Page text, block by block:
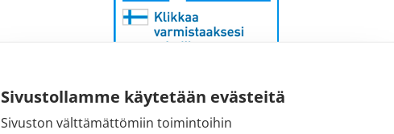
Sivustollamme käytetään evästeitä
Sivuston välttämättömiin toimintoihin
Sähköpostiosoite: